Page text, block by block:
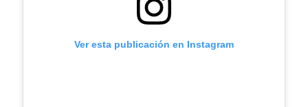
Ver esta publicación en Instagram